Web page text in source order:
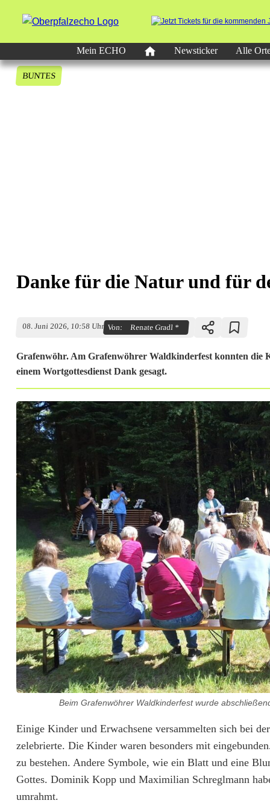
Mein ECHO
Newsticker Alle
BUNTES
Danke für die Natur und für
08. Juni 2026, 10:58 Uhr Von: Renate Gradl *
Grafenwöhr. Am Grafenwöhrer Waldkinderfest konnten die
einem Wortgottesdienst Dank gesagt.
D
a
k
f
ü
r
d
i
e
N
a
u
u
n
Beim Grafenwöhrer Waldkinderfest wurde
Einige Kinder und Erwachsene versammelten sich bei
zelebrierte. Die Kinder waren besonders mit
zu bestehen. Andere Symbole, wie ein Blatt und eine
Gottes. Dominik Kopp und Maximilian Schreglmann
umrahmt.